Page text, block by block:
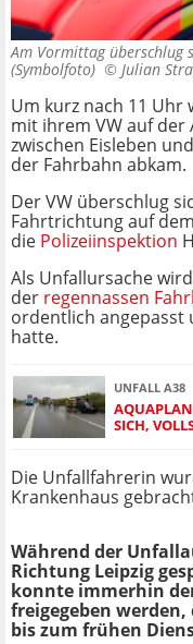
Am Vormittag überschlug
(Symbolfoto) © Julian
Um kurz nach 11 Uhr
mit ihrem VW auf der
zwischen Eisleben
der Fahrbahn abkam.
Der VW überschlug
Fahrtrichtung auf
die Polizeiinspektion
Als Unfallursache
der regennassen
ordentlich
hatte.
UNFALL A38
SICH,
Die Unfallfahrerin
Krankenhaus
Während der
Richtung Leipzig
konnte immerhin
freigegeben
bis zum frühen